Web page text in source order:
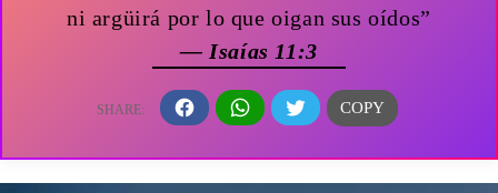
ni argüirá por lo que oigan sus oídos”
— Isaías 11:3